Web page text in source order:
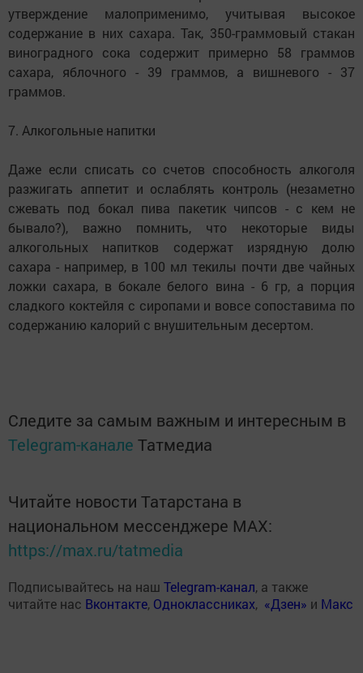
утверждение малоприменимо, учитывая высокое
содержание в них сахара. Так, 350-граммовый стакан
виноградного сока содержит примерно 58 граммов
сахара, яблочного - 39 граммов, а вишневого - 37
граммов.
7. Алкогольные напитки
Даже если списать со счетов способность алкоголя
разжигать аппетит и ослаблять контроль (незаметно
сжевать под бокал пива пакетик чипсов - с кем не
бывало?), важно помнить, что некоторые виды
алкогольных напитков содержат изрядную долю
сахара - например, в 100 мл текилы почти две чайных
ложки сахара, в бокале белого вина - 6 гр, а порция
сладкого коктейля с сиропами и вовсе сопоставима по
содержанию калорий с внушительным десертом.
Следите за самым важным и интересным в
Telegram-канале Татмедиа
Читайте новости Татарстана в
национальном мессенджере MАХ:
https://max.ru/tatmedia
Подписывайтесь на наш Telegram-канал, а также
читайте нас Вконтакте, Одноклассниках, «Дзен» и Макс